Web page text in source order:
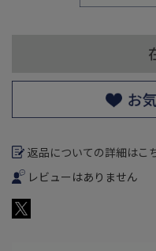
返品についての詳細はこ
レビューはありません